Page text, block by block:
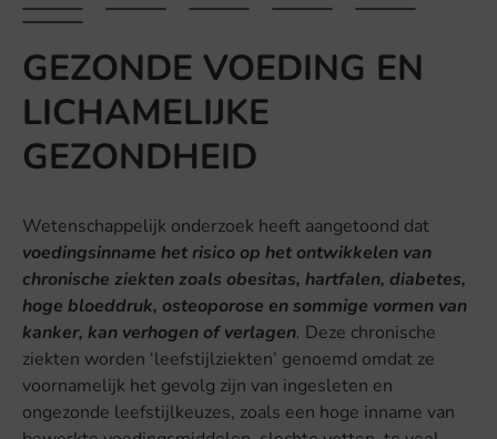
GEZONDE VOEDING EN
LICHAMELIJKE
GEZONDHEID
Wetenschappelijk onderzoek heeft aangetoond dat
voedingsinname het risico op het ontwikkelen van
chronische ziekten zoals obesitas, hartfalen, diabetes,
hoge bloeddruk, osteoporose en sommige vormen van
kanker, kan verhogen of verlagen. Deze chronische
ziekten worden ‘leefstijlziekten’ genoemd omdat ze
voornamelijk het gevolg zijn van ingesleten en
ongezonde leefstijlkeuzes, zoals een hoge inname van